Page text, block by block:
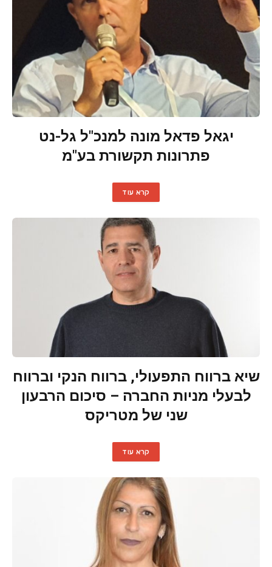
יגאל פדאל מונה למנכ"ל גל-נט
פתרונות תקשורת בע"מ
קרא עוד
שיא ברווח התפעולי, ברווח הנקי וברווח
לבעלי מניות החברה – סיכום הרבעון
שני של מטריקס
קרא עוד